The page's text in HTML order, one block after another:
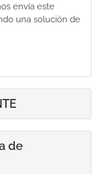
envía este
una solución de
de